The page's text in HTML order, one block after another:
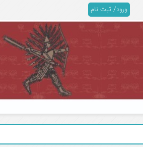
ورود/ ثبت نام